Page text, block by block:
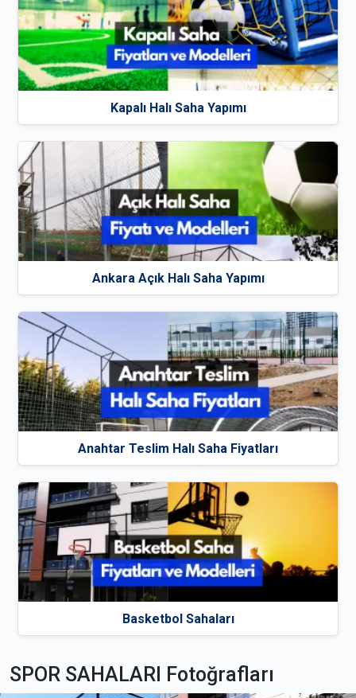
Kapalı Halı Saha Yapımı
Ankara Açık Halı Saha Yapımı
Anahtar Teslim Halı Saha Fiyatları
Basketbol Sahaları
SPOR SAHALARI Fotoğrafları